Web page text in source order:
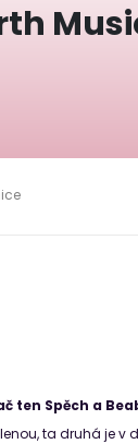
ten Spěch a
ta druhá je v